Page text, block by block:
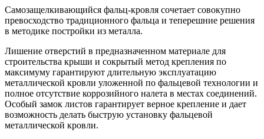
Самозащелкивающийся фальц-кровля сочетает совокупно
превосходство традиционного фальца и теперешние решения
в методике постройки из металла.
Лишение отверстий в предназначенном материале для
строительства крыши и сокрытый метод крепления по
максимуму гарантируют длительную эксплуатацию
металлической кровли уложенной по фальцевой технологии и
полное отсутствие коррозийного налета в местах соединений.
Особый замок листов гарантирует верное крепление и дает
возможность делать быструю установку фальцевой
металлической кровли.